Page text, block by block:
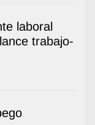
laboral
trabajo-